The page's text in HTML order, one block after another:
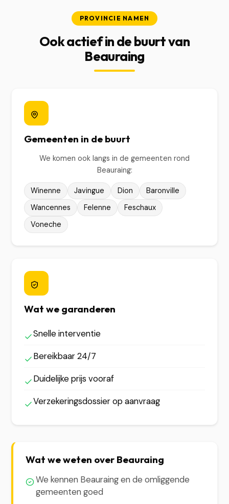
PROVINCIE NAMEN
Ook actief in de buurt van
Beauraing
Gemeenten in de buurt
We komen ook langs in de gemeenten rond
Beauraing:
Winenne Javingue Dion
Baronville
Wancennes
Felenne
Feschaux
Voneche
Wat we garanderen
Snelle interventie
Bereikbaar 24/7
Duidelijke prijs vooraf
Verzekeringsdossier op aanvraag
Wat we weten over Beauraing
We kennen Beauraing en de omliggende
gemeenten goed